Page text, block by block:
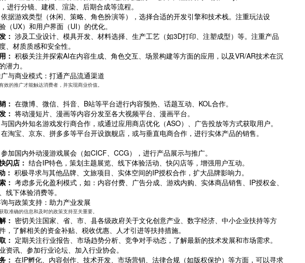
进行分镜、建模、渲染、后期合成等流程。
依据游戏类型（休闲、策略、角色扮演等），选择合适的开发引擎和技术栈。注重玩法设
（UX）和用户界面（UI）的优化。
： 涉及工业设计、模具开发、材料选择、生产工艺（如3D打印、注塑成型）等。注重产品
、材质质感和安全性。
： 积极关注并探索AI在内容生成、角色交互、场景构建等方面的应用，以及VR/AR技术在沉
潜力。
与商业模式：打通产品流通渠道
效的推广才能触达消费者，并实现商业价值。
： 在微博、微信、抖音、B站等平台进行内容预热、话题互动、KOL合作。
： 将动漫短片、漫画等内容分发至各大视频平台、漫画平台。
与国内外知名游戏发行商合作，或通过应用商店优化（ASO）、广告投放等方式获取用户。
在淘宝、京东、拼多多等平台开设旗舰店，或与垂直电商合作，进行实体产品的销售。
参加国内外动漫游戏展会（如CICF、CCG），进行产品展示与推广。
闪店： 结合IP特色，策划主题展览、线下体验活动、快闪店等，增强用户互动。
： 积极寻求与其他品牌、文旅项目、实体空间的IP授权合作，扩大品牌影响力。
： 考虑多元化盈利模式，如：内容付费、广告分成、游戏内购、实体商品销售、IP授权金、
线下体验消费等。
与政策支持：助力产业发展
取准确的信息和及时的政策支持至关重要。
： 密切关注国家、省、市、县各级政府关于文化创意产业、数字经济、中小企业扶持等方
，了解相关的资金补贴、税收优惠、人才引进等扶持措施。
： 定期关注行业报告、市场趋势分析、竞争对手动态，了解最新的技术发展和市场需求。
资讯、参加行业论坛、加入行业协会。
： 在IP孵化、内容创作、技术开发、市场营销、法律合规（如版权保护）等方面，可以寻求